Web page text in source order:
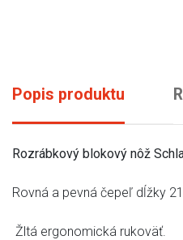
Popis produktu
Rozrábkový blokový nôž
Rovná a pevná čepeľ dĺžky
Žltá ergonomická rukoväť.